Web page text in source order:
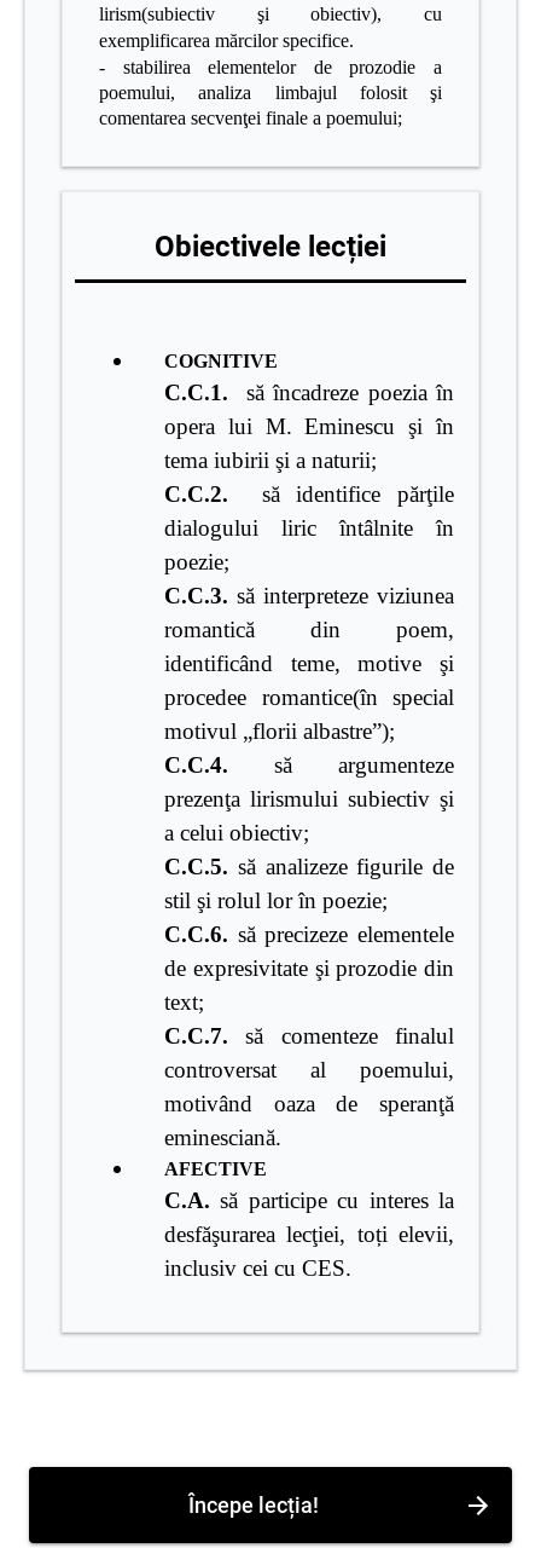
lirism(subiectiv şi obiectiv), cu
exemplificarea mărcilor specifice.
- stabilirea elementelor de prozodie a
poemului, analiza limbajul folosit şi
comentarea secvenţei finale a poemului;
Obiectivele lecției
COGNITIVE
C.C.1. să încadreze poezia în
opera lui M. Eminescu şi în
tema iubirii şi a naturii;
C.C.2. să identifice părţile
dialogului liric întâlnite în
poezie;
C.C.3. să interpreteze viziunea
romantică din poem,
identificând teme, motive şi
procedee romantice(în special
motivul „florii albastre”);
C.C.4. să argumenteze
prezenţa lirismului subiectiv şi
a celui obiectiv;
C.C.5. să analizeze figurile de
stil şi rolul lor în poezie;
C.C.6. să precizeze elementele
de expresivitate şi prozodie din
text;
C.C.7.să comenteze finalul
controversat al poemului,
motivând oaza de speranţă
eminesciană.
AFECTIVE
C.A.să participe cu interes la
desfăşurarea lecţiei, toți elevii,
inclusiv cei cu CES.
Începe lecția!